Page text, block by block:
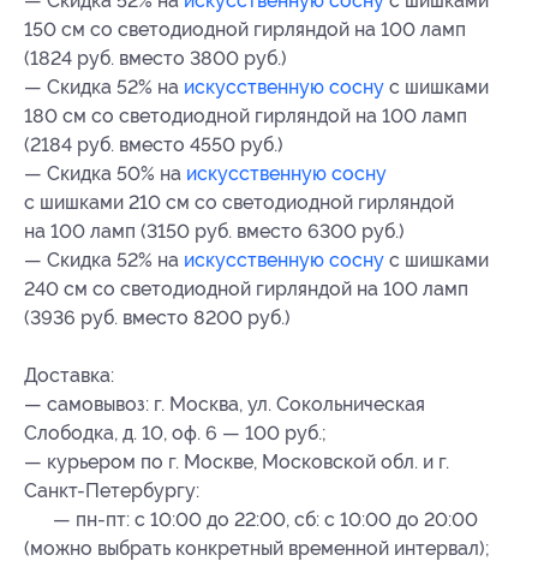
150 см со светодиодной гирляндой на 100 ламп
(1824 руб. вместо 3800 руб.)
— Скидка 52% на искусственную сосну с шишками
180 см со светодиодной гирляндой на 100 ламп
(2184 руб. вместо 4550 руб.)
— Скидка 50% на искусственную сосну
с шишками 210 см со светодиодной гирляндой
на 100 ламп (3150 руб. вместо 6300 руб.)
— Скидка 52% на искусственную сосну с шишками
240 см со светодиодной гирляндой на 100 ламп
(3936 руб. вместо 8200 руб.)
Доставка:
— самовывоз: г. Москва, ул. Сокольническая
Слободка, д. 10, оф. 6 — 100 руб.;
— курьером по г. Москве, Московской обл. и г.
Санкт-Петербургу:
— пн-пт: с 10:00 до 22:00, сб: с 10:00 до 20:00
(можно выбрать конкретный временной интервал);